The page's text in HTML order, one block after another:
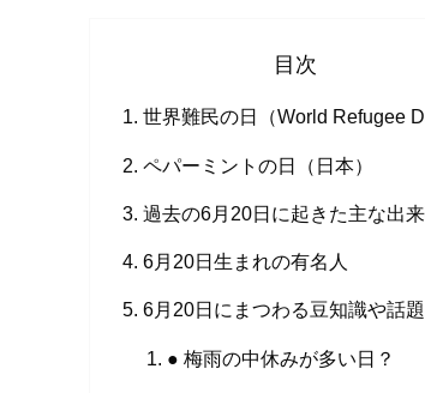
目次
世界難民の日（World Refugee
ペパーミントの日（日本）
過去の6月20日に起きた主な出
6月20日生まれの有名人
6月20日にまつわる豆知識や話題
● 梅雨の中休みが多い日？